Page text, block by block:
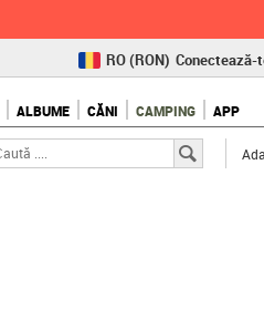
(KČ)
SK(€)
RO(RON) Conectează-
ALBUME CĂNI CAMPING APP